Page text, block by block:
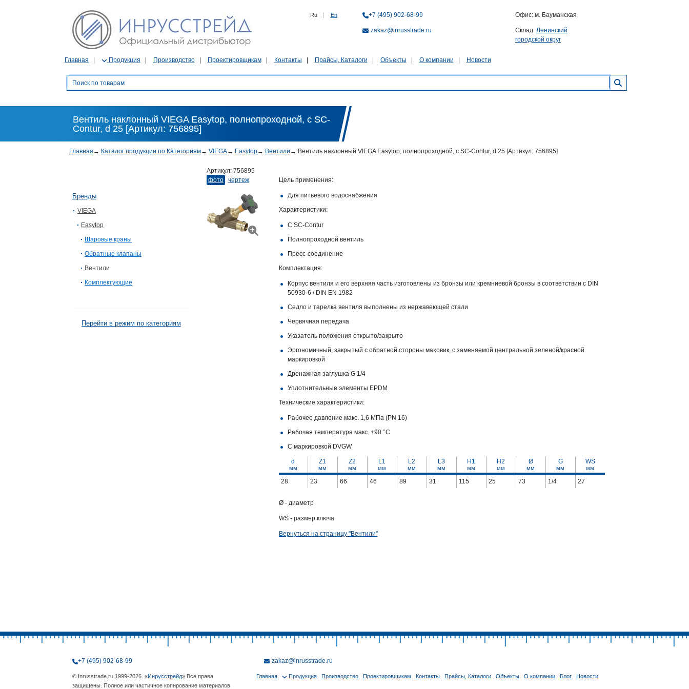
Ru | En +7 (495) 902-68-99
zakaz@inrusstrade.ru
Офис: м. Бауманская
Склад: Ленинский
городской округ
Главная Продукция Производство Проектировщикам Контакты Прайсы, Каталоги Объекты О компании Новости
Вентиль наклонный VIEGA Easytop, полнопроходной, с SC-
Contur, d 25 [Артикул: 756895]
Главная → Каталог продукции по Категориям→ VIEGA→ Easytop→ Вентили → Вентиль наклонный VIEGA Easytop, полнопроходной, с SC-Contur, d 25 [Артикул: 756895]
Бренды
VIEGA
Easytop
Шаровые краны
Обратные клапаны
Вентили
Комплектующие
Перейти в режим по категориям
Артикул: 756895
фото
чертеж Цель применения:
Для питьевого водоснабжения
Характеристики:
С SC‑Contur
Полнопроходной вентиль
Пресс-соединение
Комплектация:
Корпус вентиля и его верхняя часть изготовлены из бронзы или кремниевой бронзы в соответствии с DIN
50930‑6 / DIN EN 1982
Седло и тарелка вентиля выполнены из нержавеющей стали
Червячная передача
Указатель положения открыто/закрыто
Эргономичный, закрытый с обратной стороны маховик, с заменяемой центральной зеленой/красной
маркировкой
Дренажная заглушка G 1/4
Уплотнительные элементы EPDM
Технические характеристики:
Рабочее давление макс. 1,6 МПа (PN 16)
Рабочая температура макс. +90 °C
С маркировкой DVGW
d Z1 Z2 L1 L2 L3 H1 H2 Ø G WS
мм мм мм мм мм мм мм мм мм мм мм
28 23 66 46 89 31 115 25 73 1/4 27
Ø - диаметр
WS - размер ключа
Вернуться на страницу "Вентили"
+7 (495) 902-68-99 zakaz@inrusstrade.ru
© Inrusstrade.ru 1999-2026. «Инрусстрейд» Все права
защищены. Полное или частичное копирование материалов
Главная Продукция Производство Проектировщикам Контакты Прайсы, Каталоги Объекты О компании Блог Новости